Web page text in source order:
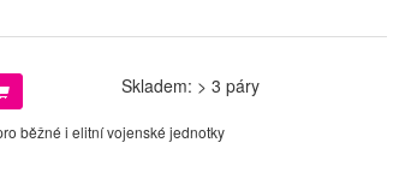
Skladem: > 3 páry
běžné i elitní vojenské jednotky